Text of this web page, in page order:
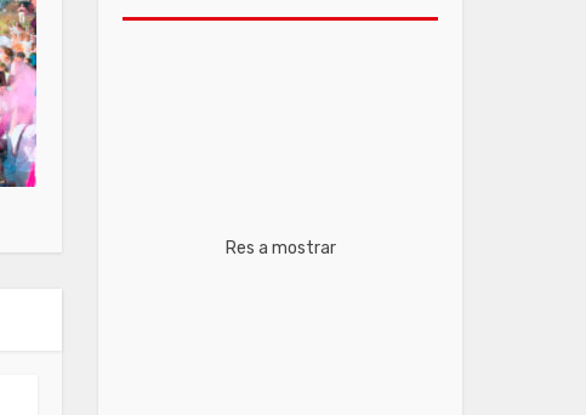
Res a mostrar